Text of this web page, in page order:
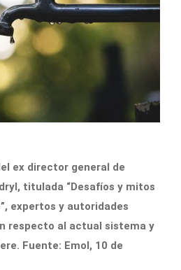
ex director general de
titulada “Desafíos y mitos
expertos y autoridades
respecto al actual sistema y
Fuente: Emol, 10 de